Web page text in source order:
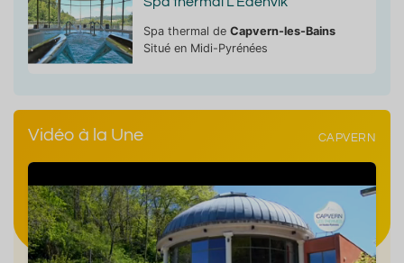
Spa thermal de Capvern-les-Bains
Situé en Midi-Pyrénées
Vidéo à la Une CAPVERN